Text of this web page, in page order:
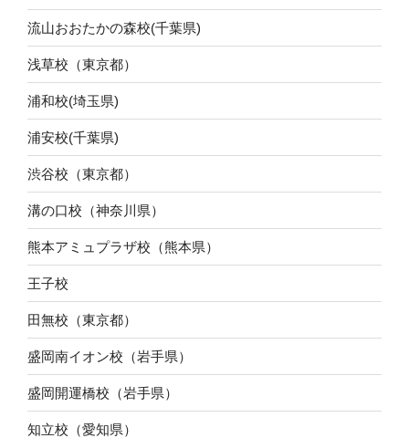
流山おおたかの森校(千葉県)
浅草校（東京都）
浦和校(埼玉県)
浦安校(千葉県)
渋谷校（東京都）
溝の口校（神奈川県）
熊本アミュプラザ校（熊本県）
王子校
田無校（東京都）
盛岡南イオン校（岩手県）
盛岡開運橋校（岩手県）
知立校（愛知県）